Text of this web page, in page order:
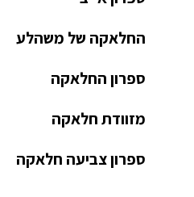
החלאקה של משהלע
ספרון החלאקה
מזוודת חלאקה
ספרון צביעה חלאקה